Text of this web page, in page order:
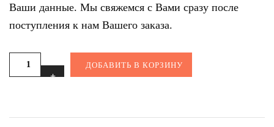
Ваши данные. Мы свяжемся с Вами сразу после
поступления к нам Вашего заказа.
ДОБАВИТЬ В КОРЗИНУ